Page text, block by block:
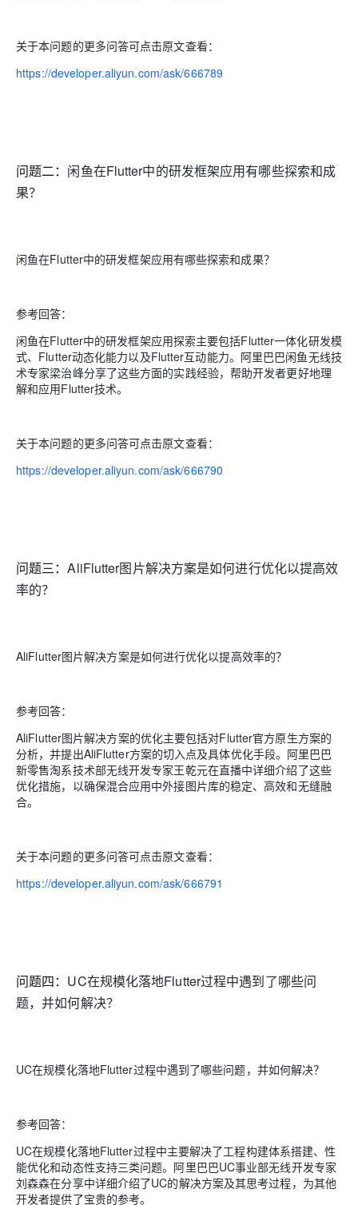
关于本问题的更多问答可点击原文查看：
https://developer.aliyun.com/ask/666789
问题二： 闲鱼在Flutter中的研发框架应用有哪些探索和成
果？
闲鱼在Flutter中的研发框架应用有哪些探索和成果？
参考回答：
闲鱼在Flutter中的研发框架应用探索主要包括Flutter一体化研发模
式、Flutter动态化能力以及Flutter互动能力。阿里巴巴闲鱼无线技
术专家梁治峰分享了这些方面的实践经验，帮助开发者更好地理
解和应用Flutter技术。
关于本问题的更多问答可点击原文查看：
https://developer.aliyun.com/ask/666790
问题三：AliFlutter图片解决方案是如何进行优化以提高效
率的？
AliFlutter图片解决方案是如何进行优化以提高效率的？
参考回答：
AliFlutter图片解决方案的优化主要包括对Flutter官方原生方案的
分析，并提出AliFlutter方案的切入点及具体优化手段。阿里巴巴
新零售淘系技术部无线开发专家王乾元在直播中详细介绍了这些
优化措施，以确保混合应用中外接图片库的稳定、高效和无缝融
合。
关于本问题的更多问答可点击原文查看：
https://developer.aliyun.com/ask/666791
问题四： UC在规模化落地Flutter过程中遇到了哪些问
题，并如何解决？
UC在规模化落地Flutter过程中遇到了哪些问题，并如何解决？
参考回答：
UC在规模化落地Flutter过程中主要解决了工程构建体系搭建、性
能优化和动态性支持三类问题。阿里巴巴UC事业部无线开发专家
刘森森在分享中详细介绍了UC的解决方案及其思考过程，为其他
开发者提供了宝贵的参考。